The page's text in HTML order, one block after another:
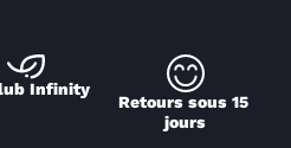
Infinity
Retours sous 15
jours